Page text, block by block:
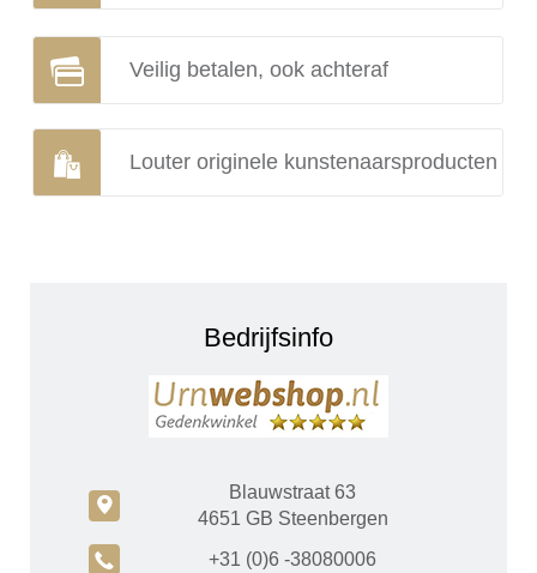
Veilig betalen, ook achteraf
Louter originele kunstenaarsproducten
Bedrijfsinfo
c
Blauwstraat 63
4651 GB Steenbergen
A +31 (0)6 -38080006